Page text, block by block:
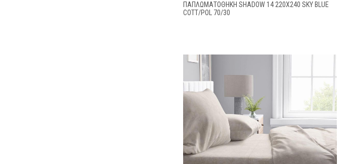
ΠΑΠΛΩΜΑΤΟΘΗΚΗ SHADOW 14 220X240 SKY BLUE
COTT/POL 70/30